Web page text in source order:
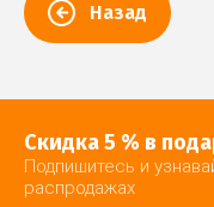
Назад
Скидка 5 % в
Подпишитесь и
распродажах